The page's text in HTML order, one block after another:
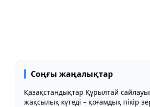
Соңғы жаңалықтар
Қазақстандықтар Құрылтай
жақсылық күтеді – қоғамдық пікір